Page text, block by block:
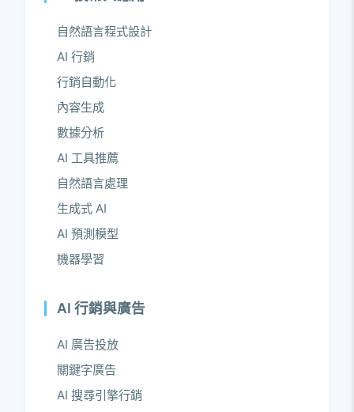
自然語言程式設計
AI 行銷
行銷自動化
內容生成
數據分析
AI 工具推薦
自然語言處理
生成式 AI
AI 預測模型
機器學習
AI 行銷與廣告
AI 廣告投放
關鍵字廣告
AI 搜尋引擎行銷